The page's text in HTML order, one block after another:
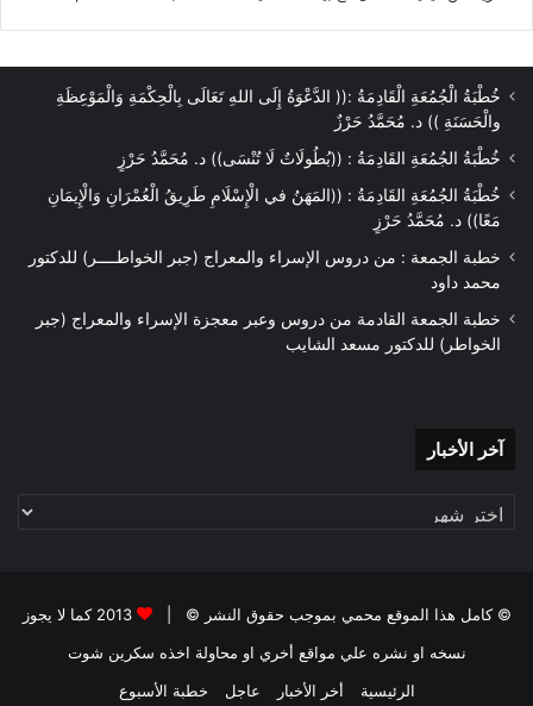
نسخ الرابط
خُطْبَةُ الْجُمُعَةِ الْقَادِمَةُ :(( الدَّعْوَةُ إِلَى اللهِ تَعَالَى بِالْحِكْمَةِ وَالْمَوْعِظَةِ
والْحَسَنَةِ )) د. مُحَمَّدُ حَرْزٌ
خُطْبَةُ الجُمُعَةِ القَادِمَةُ : ((بُطُولَاتٌ لَا تُنْسَى)) د. مُحَمَّدُ حَرْزٍ
خُطْبَةُ الجُمُعَةِ القَادِمَةُ : ((المَهَنُ في الْإِسْلَامِ طَرِيقُ الْعُمْرَانِ وَالْإِيمَانِ
مَعًا)) د. مُحَمَّدُ حَرْزٍ
خطبة الجمعة : من دروس الإسراء والمعراج (جبر الخواطــــر) للدكتور
محمد داود
خطبة الجمعة القادمة من دروس وعبر معجزة الإسراء والمعراج (جبر
الخواطر) للدكتور مسعد الشايب
آخر الأخبار
© كامل هذا الموقع محمي بموجب حقوق النشر © |
2013 كما لا يجوز
نسخه او نشره علي مواقع أخري او محاولة اخذه سكرين شوت
الرئيسية
أخر الأخبار عاجل خطبة الأسبوع